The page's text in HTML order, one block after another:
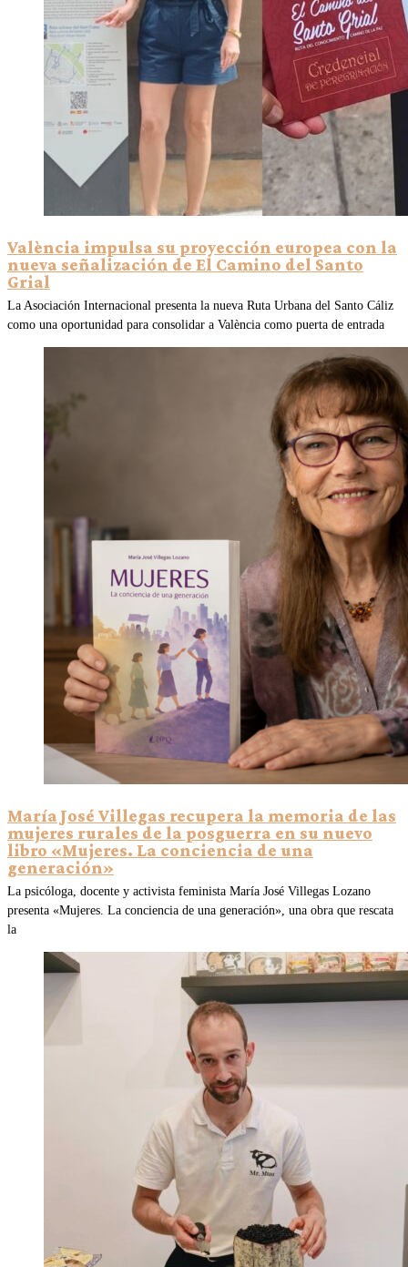
València impulsa su proyección europea con la
nueva señalización de El Camino del Santo
Grial
La Asociación Internacional presenta la nueva Ruta Urbana del Santo Cáliz
como una oportunidad para consolidar a València como puerta de entrada
María José Villegas recupera la memoria de las
mujeres rurales de la posguerra en su nuevo
libro «Mujeres. La conciencia de una
generación»
La psicóloga, docente y activista feminista María José Villegas Lozano
presenta «Mujeres. La conciencia de una generación», una obra que rescata
la